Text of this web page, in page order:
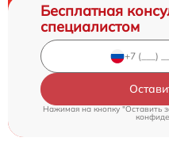
Бесплатная
специалистом
Нажимая на кнопку "Оставить